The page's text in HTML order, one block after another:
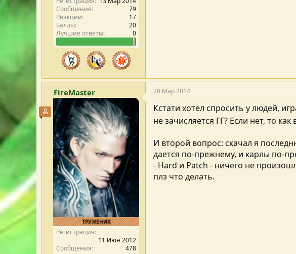
Сообщения
79
Реакции
17
Баллы
20
Лучшие ответы
0
FireMaster
ТРУЖЕНИК
Участник форума
Регистрация
11 Июн 2012
Сообщения
478
20 Мар 2014
Кстати хотел спросить у людей,
не зачисляется ГГ? Если нет, то
И второй вопрос: скачал я
дается по-прежнему, и карлы по-
- Hard и Patch - ничего не
плз что делать.